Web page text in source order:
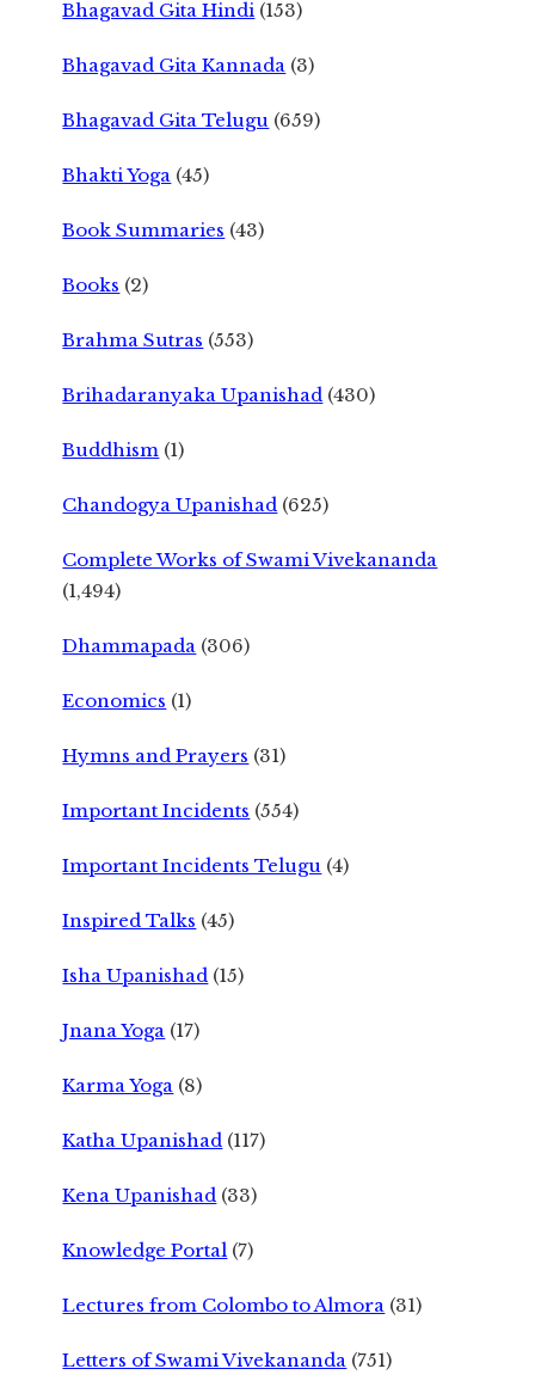
Bhagavad Gita Hindi (153)
Bhagavad Gita Kannada (3)
Bhagavad Gita Telugu (659)
Bhakti Yoga (45)
Book Summaries (43)
Books (2)
Brahma Sutras (553)
Brihadaranyaka Upanishad (430)
Buddhism (1)
Chandogya Upanishad (625)
Complete Works of Swami Vivekananda
(1,494)
Dhammapada (306)
Economics (1)
Hymns and Prayers (31)
Important Incidents (554)
Important Incidents Telugu (4)
Inspired Talks (45)
Isha Upanishad (15)
Jnana Yoga (17)
Karma Yoga (8)
Katha Upanishad (117)
Kena Upanishad (33)
Knowledge Portal (7)
Lectures from Colombo to Almora (31)
Letters of Swami Vivekananda (751)